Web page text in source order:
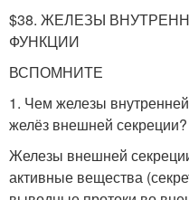
$38. ЖЕЛЕЗЫ
ФУНКЦИИ
ВСПОМНИТЕ
1. Чем железы
желёз внешней секреции?
Железы внешней
активные вещества